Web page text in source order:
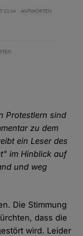
Protestlern sind
zu dem
ein Leser des
im Hinblick auf
und weg
Die Stimmung
dass die
wird. Leider